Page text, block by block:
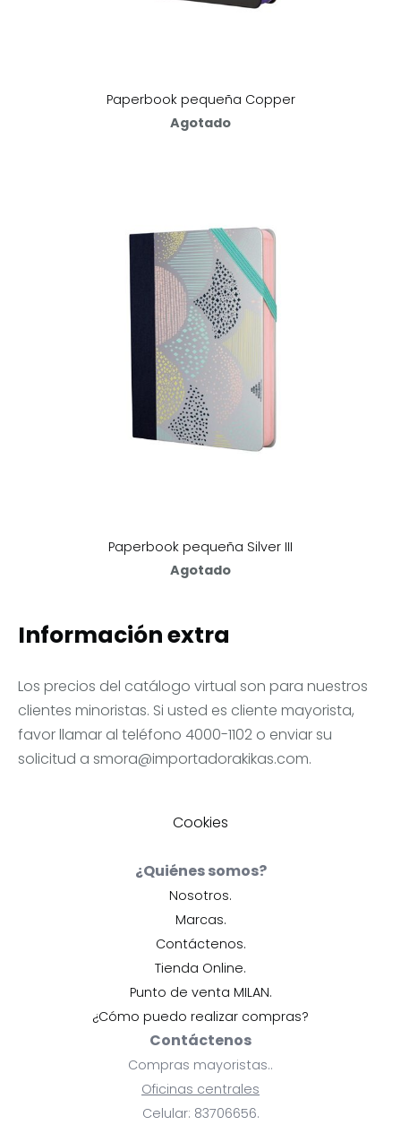
Información extra
Los precios del catálogo virtual son para nuestros
clientes minoristas. Si usted es cliente mayorista,
favor llamar al teléfono 4000-1102 o enviar su
solicitud a smora@importadorakikas.com.
Paperbook pequeña Copper
Agotado
Paperbook pequeña Silver III
Agotado
Cookies
¿Quiénes somos?
Nosotros.
Marcas.
Contáctenos.
Tienda Online.
Punto de venta MILAN.
¿Cómo puedo realizar compras?
Contáctenos
Compras mayoristas..
Oficinas centrales
Celular: 83706656.